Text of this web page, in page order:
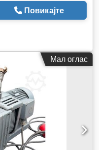
Повикајте
Мал оглас